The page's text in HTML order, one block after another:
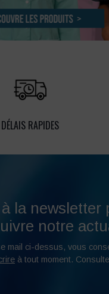
DÉLAIS RAPIDES
la newsletter
notre
mail ci-dessus, vous
à tout moment.